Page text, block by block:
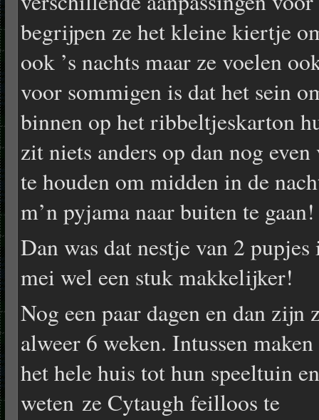
begrijpen ze het kleine kiertje
ook ’s nachts maar ze voelen
voor sommigen is dat het sein
binnen op het ribbeltjeskarton
zit niets anders op dan nog
te houden om midden in de
m’n pyjama naar buiten te gaan!
Dan was dat nestje van 2 pupjes
mei wel een stuk makkelijker!
Nog een paar dagen en dan zijn
alweer 6 weken. Intussen maken
het hele huis tot hun speeltuin en
weten ze Cytaugh feilloos te